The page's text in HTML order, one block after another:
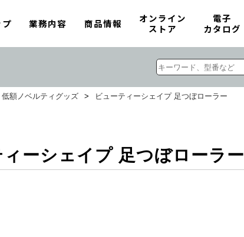
プ 業務内容 商品情報
オンライン
ストア
電子
カタログ
低額ノベルティグッズ > ビューティーシェイプ 足つぼローラー
ィーシェイプ 足つぼローラー